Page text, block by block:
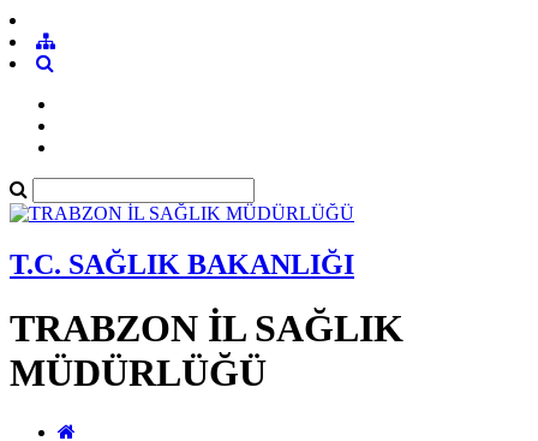
T.C. SAĞLIK BAKANLIĞI
TRABZON İL SAĞLIK
MÜDÜRLÜĞÜ